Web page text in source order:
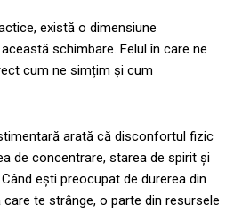
există o dimensiune
schimbare. Felul în care ne
cum ne simțim și cum
arată că disconfortul fizic
de concentrare, starea de spirit și
ești preocupat de durerea din
te strânge, o parte din resursele